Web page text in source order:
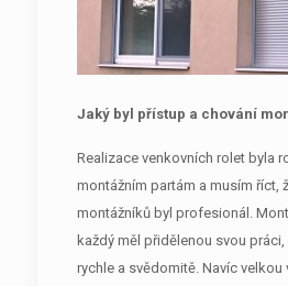
Jaký byl přístup a chování
Realizace venkovních rolet byla
montážním partám a musím říct,
montážníků byl profesionál.
každý měl přidělenou svou práci,
rychle a svědomitě. Navíc velkou